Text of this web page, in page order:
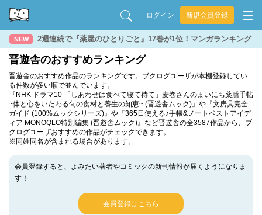
ログイン 新規会員登録
NEW 2週連続で『薬屋のひとりごと』17巻が1位！マンガランキング
晋遊舎のおすすめランキング
晋遊舎のおすすめ作品のランキングです。ブクログユーザが本棚登録してい
る件数が多い順で並んでいます。
『NHK ドラマ10 「しあわせは食べて寝て待て」麦巻さんのまいにち薬膳手帖
~体と心をいたわる旬の食材と養生の知恵~ (晋遊舎ムック)』や『文房具完全
ガイド (100%ムックシリーズ)』や『365日使える♪手帳&ノートベストアイデ
ィア MONOQLO特別編集 (晋遊舎ムック)』など晋遊舎の全3587作品から、ブ
クログユーザおすすめの作品がチェックできます。
※同姓同名が含まれる場合があります。
会員登録すると、よみたい著者やコミックの新刊情報が届くようになりま
す！
会員登録はこちら